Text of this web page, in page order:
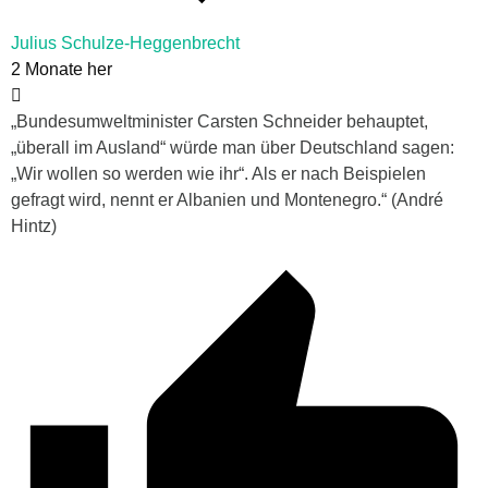
Julius Schulze-Heggenbrecht
2 Monate her
„Bundesumweltminister Carsten Schneider behauptet,
„überall im Ausland“ würde man über Deutschland sagen:
„Wir wollen so werden wie ihr“. Als er nach Beispielen
gefragt wird, nennt er Albanien und Montenegro.“ (André
Hintz)